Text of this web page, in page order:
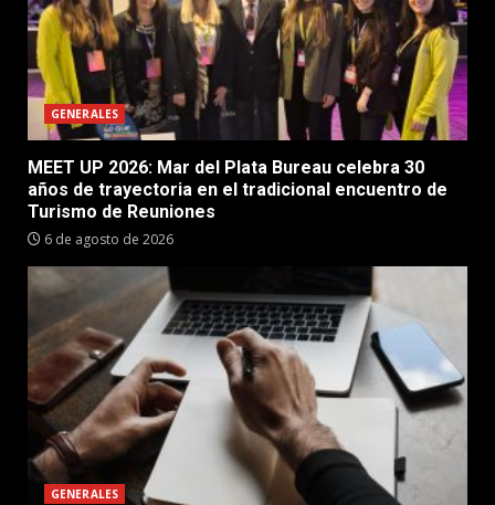
GENERALES
MEET UP 2026: Mar del Plata Bureau celebra 30
años de trayectoria en el tradicional encuentro de
Turismo de Reuniones
6 de agosto de 2026
GENERALES